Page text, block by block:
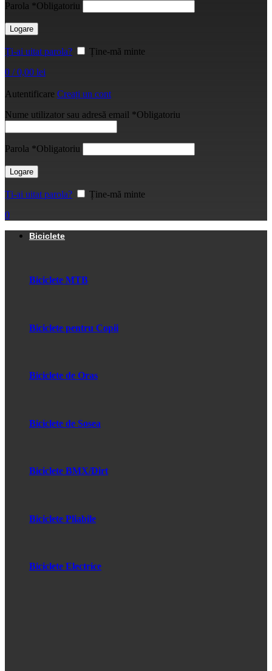
Parola *Obligatoriu
Logare
Ți-ai uitat parola?
Ține-mă minte
0 / 0,00 lei
Autentificare Creați un cont
Nume utilizator sau adresă email *Obligatoriu
Parola *Obligatoriu
Logare
Ți-ai uitat parola?
Ține-mă minte
0
Biciclete
Biciclete MTB
Biciclete pentru Copii
Biciclete de Oras
Biciclete de Sosea
Biciclete BMX/Dirt
Biciclete Pliabile
Biciclete Electrice